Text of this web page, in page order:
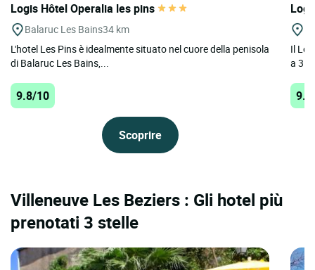
Logis Hôtel Operalia les pins
Balaruc Les Bains34 km
L'hotel Les Pins è idealmente situato nel cuore della penisola
di Balaruc Les Bains,...
9.8/10
Scoprire
Il
a 3
Villeneuve Les Beziers : Gli hotel più
prenotati 3 stelle